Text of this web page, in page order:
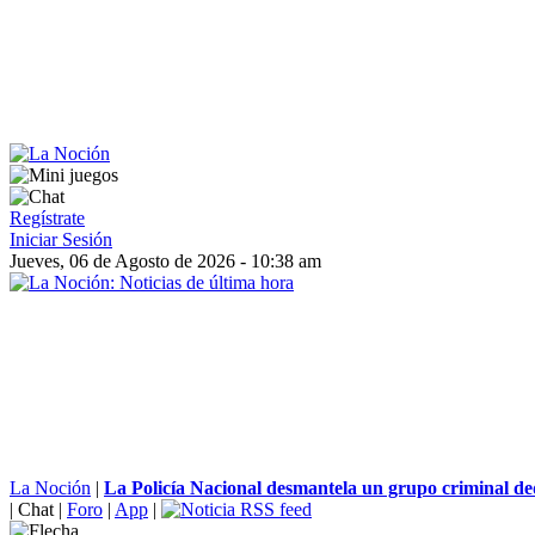
Regístrate
Iniciar Sesión
Jueves, 06 de Agosto de 2026 - 10:38 am
La Noción | La Policía Nacional desmantela un grupo criminal
| Chat | Foro | App |